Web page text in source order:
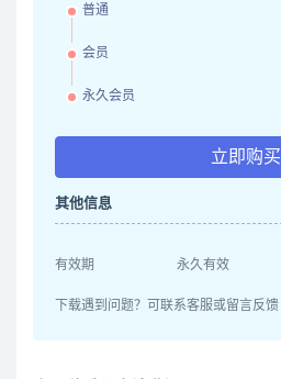
普通
会员
永久会员
立即购买
其他信息
有效期 永久有效
下载遇到问题？可联系客服或留言反馈